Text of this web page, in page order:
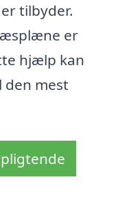
tilbyder.
er
hjælp kan
mest